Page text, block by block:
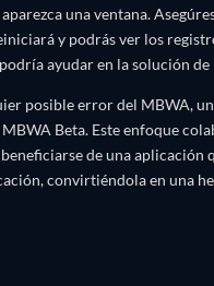
una ventana.
y podrás ver los
ayudar en la solución
posible error del MBWA,
Beta. Este enfoque
de una
convirtiéndola en una